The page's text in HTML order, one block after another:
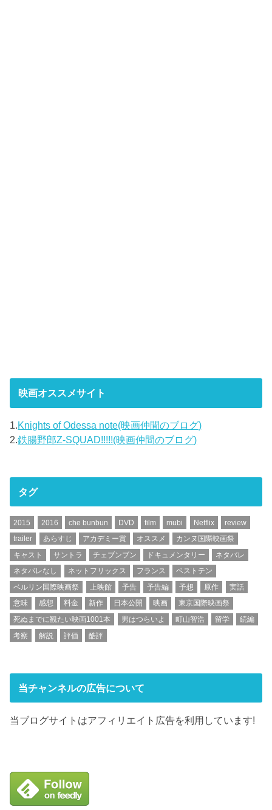
映画オススメサイト
1.Knights of Odessa note(映画仲間のブログ)
2.鉄腸野郎Z-SQUAD!!!!!(映画仲間のブログ)
タグ
2015 2016 che bunbun DVD film mubi Netflix
review
trailer
あらすじ アカデミー賞 オススメ
カンヌ国際映画祭
キャスト
サントラ チェブンブン ドキュメンタリー
ネタバレ
ネタバレなし
ネットフリックス フランス
ベストテン
ベルリン国際映画祭
上映館 予告 予告編 予想 原作
実話
意味
感想 料金 新作 日本公開 映画
東京国際映画祭
死ぬまでに観たい映画1001本
男はつらいよ 町山智浩 留学
続編
考察
解説 評価 酷評
当チャンネルの広告について
当ブログサイトはアフィリエイト広告を利用しています!